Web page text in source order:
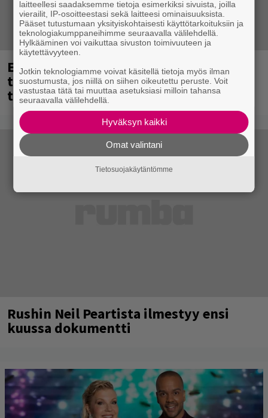
Eppu Normaalin viimeinen keikka
tänään – katso kuvagalleria torstailta
täältä
Rushin Neil Peartista ilmestyy ensi
kuussa dokumentti
laitteellesi saadaksemme tietoja esimerkiksi sivuista, joilla
vierailit, IP-osoitteestasi sekä laitteesi ominaisuuksista.
Pääset tutustumaan yksityiskohtaisesti käyttötarkoituksiin ja
teknologiakumppaneihimme seuraavalla välilehdellä.
Hylkääminen voi vaikuttaa sivuston toimivuuteen ja
käytettävyyteen.
Jotkin teknologiamme voivat käsitellä tietoja myös ilman
suostumusta, jos niillä on siihen oikeutettu peruste. Voit
vastustaa tätä tai muuttaa asetuksiasi milloin tahansa
seuraavalla välilehdellä.
Hyväksyn kaikki
Omat valintani
Tietosuojakäytäntömme